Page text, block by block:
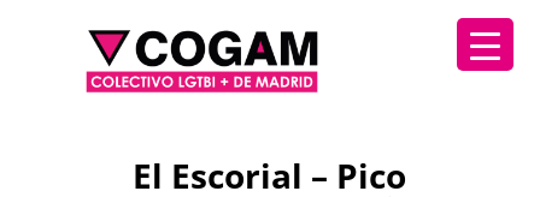
El Escorial – Pico